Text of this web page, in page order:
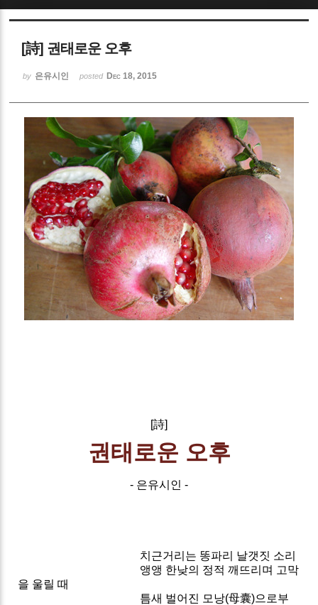
[詩] 권태로운 오후
by 은유시인 posted Dec 18, 2015
[詩]
권태로운 오후
- 은유시인 -
치근거리는 똥파리 날갯짓 소리
앵앵 한낮의 정적 깨뜨리며 고막
을 울릴 때
틈새 벌어진 모낭(母囊)으로부
Sketchbook5, 스케치북5
Sketchbook5, 스케치북5